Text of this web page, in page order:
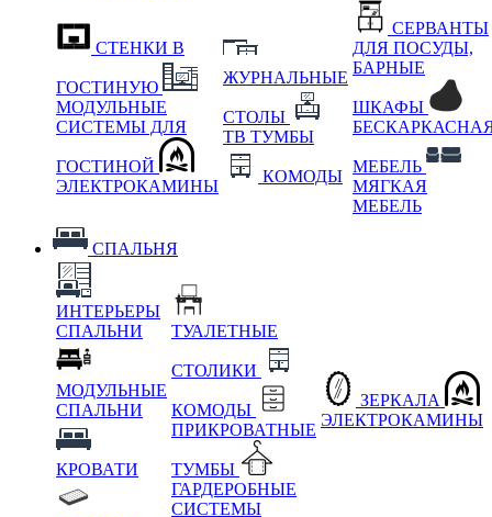
СТЕНКИ В
ГОСТИНУЮ
МОДУЛЬНЫЕ
СИСТЕМЫ ДЛЯ
ГОСТИНОЙ
ЭЛЕКТРОКАМИНЫ
ЖУРНАЛЬНЫЕ
СТОЛЫ
ТВ ТУМБЫ
КОМОДЫ
СЕРВАНТЫ
ДЛЯ ПОСУДЫ,
БАРНЫЕ
ШКАФЫ
МЕБЕЛЬ
МЯГКАЯ
МЕБЕЛЬ
СПАЛЬНЯ
ИНТЕРЬЕРЫ
СПАЛЬНИ
МОДУЛЬНЫЕ
СПАЛЬНИ
КРОВАТИ
ТУАЛЕТНЫЕ
СТОЛИКИ
КОМОДЫ
ПРИКРОВАТНЫЕ
ТУМБЫ
ГАРДЕРОБНЫЕ
СИСТЕМЫ
ЗЕРКАЛА
ЭЛЕКТРОКАМИНЫ